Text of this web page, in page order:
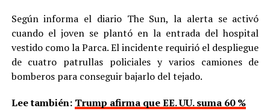
Según informa el diario The Sun, la alerta se activó
cuando el joven se plantó en la entrada del hospital
vestido como la Parca. El incidente requirió el despliegue
de cuatro patrullas policiales y varios camiones de
bomberos para conseguir bajarlo del tejado.
Lee también: Trump afirma que EE. UU. suma 60 %